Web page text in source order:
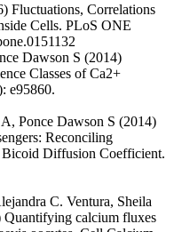
Fluctuations, Correlations
Cells. PLoS ONE
Dawson S (2014)
Classes of Ca2+
e95860.
Ponce Dawson S (2014)
Reconciling
Bicoid Diffusion Coefficient.
C. Ventura, Sheila
Quantifying calcium fluxes